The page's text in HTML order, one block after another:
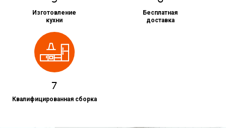
Изготовление
кухни
Бесплатная
доставка
7
Квалифицированная сборка